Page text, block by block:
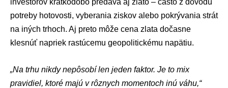
investorov krátkodobo predáva aj zlato – často z dôvodu
potreby hotovosti, vyberania ziskov alebo pokrývania strát
na iných trhoch. Aj preto môže cena zlata dočasne
klesnúť napriek rastúcemu geopolitickému napätiu.
„Na trhu nikdy nepôsobí len jeden faktor. Je to mix
pravidiel, ktoré majú v rôznych momentoch inú váhu,“